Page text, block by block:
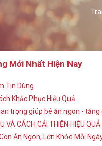
Mới Nhất Hiện Nay
Tin Dùng
Khắc Phục Hiệu Quả
trọng giúp bé ăn ngon - tăng
VÀ CÁCH CẢI THIỆN HIỆU QUẢ
Ăn Ngon, Lớn Khỏe Mỗi